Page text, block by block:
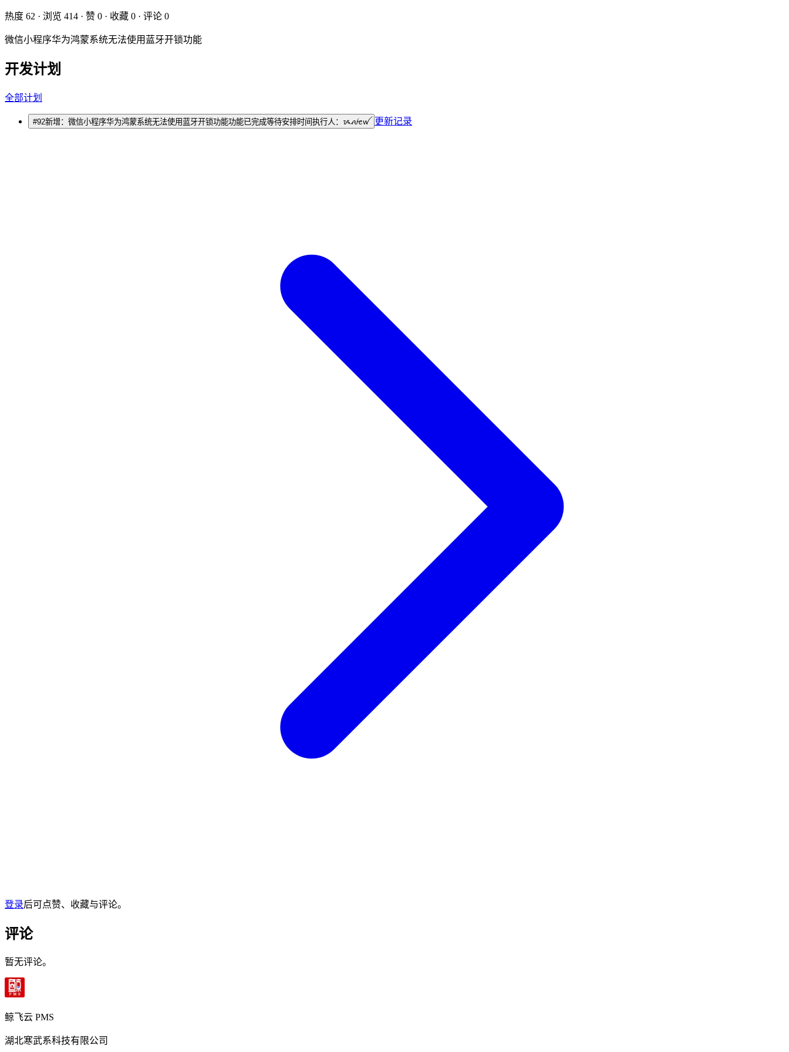
热度 62 · 浏览 414 · 赞 0 · 收藏 0 · 评论 0
微信小程序华为鸿蒙系统无法使用蓝牙开锁功能
开发计划
全部计划
#92新增：微信小程序华为鸿蒙系统无法使用蓝牙开锁功能功能已完成等待安排时间执行人： ᝰꫛꫀꪝ 更新记录
登录后可点赞、收藏与评论。
评论
暂无评论。
鲸飞云 PMS
湖北寒武系科技有限公司